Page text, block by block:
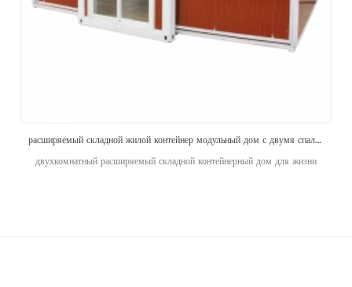
расширяемый складной жилой контейнер модульный дом с двумя спальнями, готовыми для продажи
двухкомнатный расширяемый складной контейнерный дом для жизни